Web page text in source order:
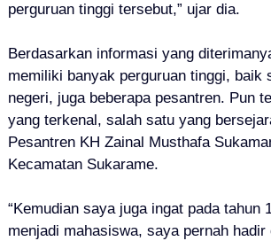
perguruan tinggi tersebut,” ujar dia.
Berdasarkan informasi yang
memiliki banyak perguruan tinggi, baik
negeri, juga beberapa pesantren. Pun
yang terkenal, salah satu yang
Pesantren KH Zainal Musthafa
Kecamatan Sukarame.
“Kemudian saya juga ingat pada tahun
menjadi mahasiswa, saya pernah